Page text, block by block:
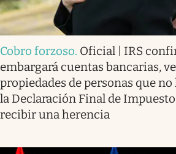
Cobro forzoso. Oficial | IRS
embargará cuentas bancarias,
propiedades de personas que
la Declaración Final de
recibir una herencia